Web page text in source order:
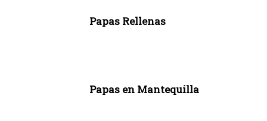
Papas Rellenas
Papas en Mantequilla